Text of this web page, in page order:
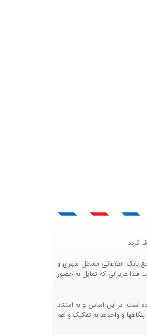
گردد.
عزیزمان این وب سایت را راه اندازی نموده و با تلاش و کوشش 4 ساله سعی در تهیه جامع بانک اطلاعاتی مشاغل شهری و
عزیزانی که تمایل به حضور
قانون انتشار و دسترسي آزاد به اطلاعات مصوب سال 1388 را تصويب و ابلاغ نموده است. بر اين اساس و به استناد
عمومي کليه طرحها، بنگاهها و واحدها به تفکيک و اعم